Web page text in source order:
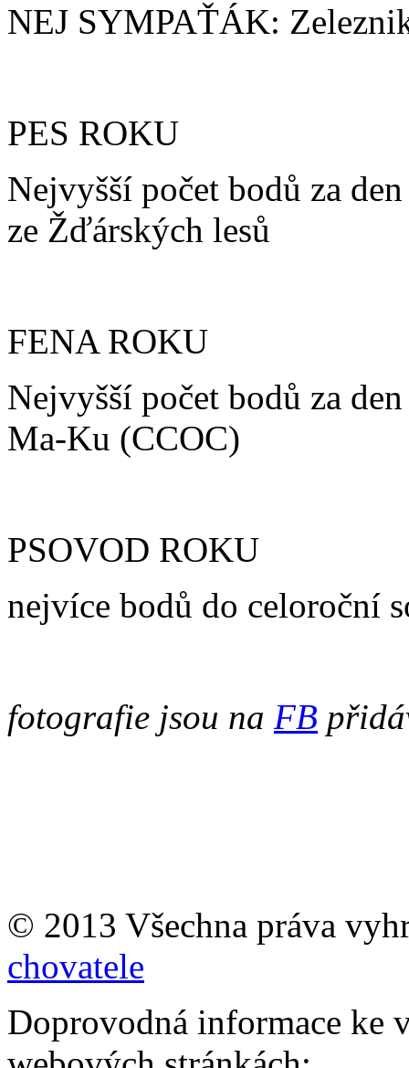
NEJ SYMPAŤÁK:
PES ROKU
Nejvyšší počet bodů za
ze Žďárských lesů
FENA ROKU
Nejvyšší počet bodů za
Ma-Ku (CCOC)
PSOVOD ROKU
nejvíce bodů do celoroční
fotografie jsou na FB
© 2013 Všechna práva
chovatele
Doprovodná informace ke